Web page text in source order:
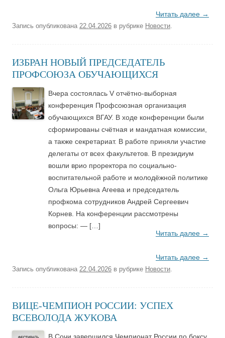
Читать далее →
Запись опубликована 22.04.2026 в рубрике Новости
ИЗБРАН НОВЫЙ ПРЕДСЕДАТЕЛЬ
ПРОФСОЮЗА ОБУЧАЮЩИХСЯ
Вчера состоялась V отчётно-выборная
конференция Профсоюзная организация
обучающихся ВГАУ. В ходе конференции были
сформированы счётная и мандатная комиссии,
а также секретариат. В работе приняли участие
делегаты от всех факультетов. В президиум
вошли врио проректора по социально-
воспитательной работе и молодёжной политике
Ольга Юрьевна Агеева и председатель
профкома сотрудников Андрей Сергеевич
Корнев. На конференции рассмотрены
вопросы: — […]
Читать далее →
Читать далее →
Запись опубликована 22.04.2026 в рубрике Новости
ВИЦЕ-ЧЕМПИОН РОССИИ: УСПЕХ
ВСЕВОЛОДА ЖУКОВА
В Сочи завершился Чемпионат России по боксу